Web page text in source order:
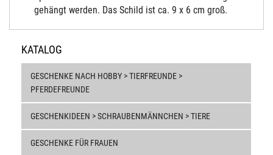
gehängt werden. Das Schild ist ca. 9 x 6 cm groß.
KATALOG
GESCHENKE NACH HOBBY > TIERFREUNDE >
PFERDEFREUNDE
GESCHENKIDEEN > SCHRAUBENMÄNNCHEN > TIERE
GESCHENKE FÜR FRAUEN